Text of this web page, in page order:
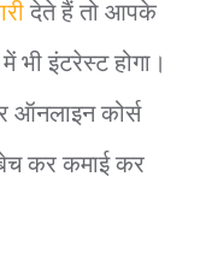
देते हैं तो आपके
इंटरेस्ट होगा।
ऑनलाइन कोर्स
कर कमाई कर